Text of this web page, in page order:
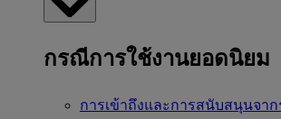
กรณีการใช้งานยอดนิยม
การเข้าถึงและการสนับสนุนจาก